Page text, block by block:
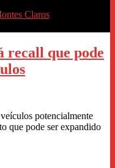
que pode
potencialmente
que pode ser expandido